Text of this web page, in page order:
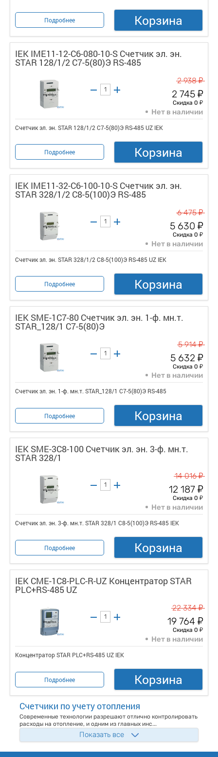
Подробнее Корзина
IEK IME11-12-C6-080-10-S Счетчик эл. эн.
STAR 128/1/2 С7-5(80)Э RS-485
2 938у
2 745 у
Скидка 0 у
Нет в наличии
Счетчик эл. эн. STAR 128/1/2 С7-5(80)Э RS-485 UZ IEK
Подробнее Корзина
IEK IME11-32-C6-100-10-S Счетчик эл. эн.
STAR 328/1/2 С8-5(100)Э RS-485
6 475у
5 630 у
Скидка 0 у
Нет в наличии
Счетчик эл. эн. STAR 328/1/2 С8-5(100)Э RS-485 UZ IEK
Подробнее Корзина
IEK SME-1C7-80 Счетчик эл. эн. 1-ф. мн.т.
STAR_128/1 С7-5(80)Э
5 914у
5 632 у
Скидка 0 у
Нет в наличии
Счетчик эл. эн. 1-ф. мн.т. STAR_128/1 С7-5(80)Э RS-485
Подробнее Корзина
IEK SME-3C8-100 Счетчик эл. эн. 3-ф. мн.т.
STAR 328/1
14 016у
12 187 у
Скидка 0 у
Нет в наличии
Счетчик эл. эн. 3-ф. мн.т. STAR 328/1 С8-5(100)Э RS-485 IEK
Подробнее Корзина
IEK CME-1C8-PLC-R-UZ Концентратор STAR
PLC+RS-485 UZ
22 334у
19 764 у
Скидка 0 у
Нет в наличии
Концентратор STAR PLC+RS-485 UZ IEK
Подробнее Корзина
Счетчики по учету отопления
Современные технологии разрешают отлично контролировать
расходы на отопление, и одним из главных инс...
Показать все